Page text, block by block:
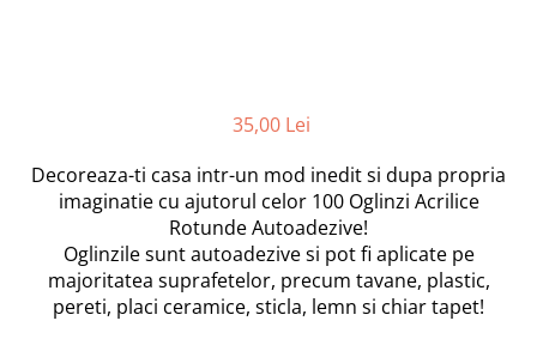
35,00 Lei
Decoreaza-ti casa intr-un mod inedit si dupa propria
imaginatie cu ajutorul celor 100 Oglinzi Acrilice
Rotunde Autoadezive!
Oglinzile sunt autoadezive si pot fi aplicate pe
majoritatea suprafetelor, precum tavane, plastic,
pereti, placi ceramice, sticla, lemn si chiar tapet!